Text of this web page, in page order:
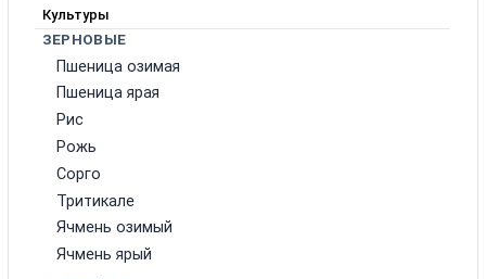
Культуры
ЗЕРНОВЫЕ
Пшеница озимая
Пшеница ярая
Рис
Рожь
Сорго
Тритикале
Ячмень озимый
Ячмень ярый